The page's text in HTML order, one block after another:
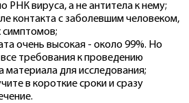
РНК вируса, а не антитела к нему;
контакта с заболевшим человеком,
симптомов;
очень высокая - около 99%. Но
требования к проведению
для исследования;
в короткие сроки и сразу